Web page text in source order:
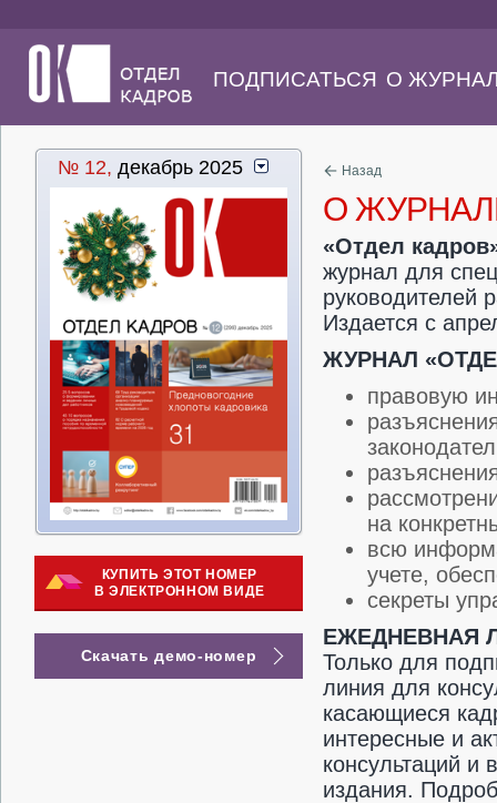
ПОДПИСАТЬСЯ О
№ 12, декабрь 2025
КУПИТЬ ЭТОТ НОМЕР
В ЭЛЕКТРОННОМ ВИДЕ
Скачать демо-номер
Назад
О
«Отдел
журнал для
руководителей
Издается с
ЖУРНАЛ
правовую
на
всю
учете,
секреты
ЕЖЕДНЕВНАЯ
Только для
линия для
касающиеся
интересные и
консультаций и
издания.